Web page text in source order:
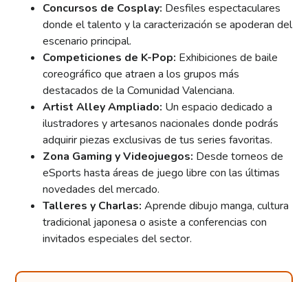
Concursos de Cosplay: Desfiles espectaculares
donde el talento y la caracterización se apoderan del
escenario principal.
Competiciones de K-Pop: Exhibiciones de baile
coreográfico que atraen a los grupos más
destacados de la Comunidad Valenciana.
Artist Alley Ampliado: Un espacio dedicado a
ilustradores y artesanos nacionales donde podrás
adquirir piezas exclusivas de tus series favoritas.
Zona Gaming y Videojuegos: Desde torneos de
eSports hasta áreas de juego libre con las últimas
novedades del mercado.
Talleres y Charlas: Aprende dibujo manga, cultura
tradicional japonesa o asiste a conferencias con
invitados especiales del sector.